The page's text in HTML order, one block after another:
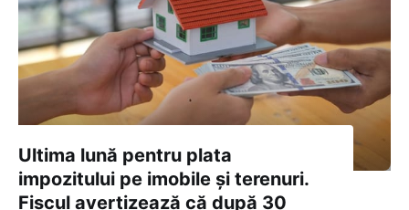
Ultima lună pentru plata
impozitului pe imobile și terenuri.
Fiscul avertizează că după 30